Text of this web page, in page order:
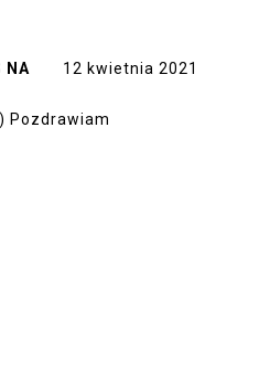
NA
12 kwietnia 2021
Pozdrawiam